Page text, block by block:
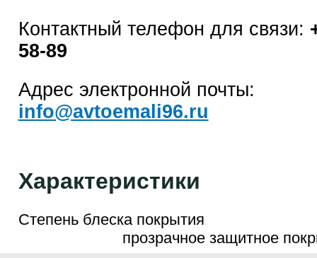
Контактный телефон для связи:
58-89
Адрес электронной почты:
info@avtoemali96.ru
Характеристики
Степень блеска покрытия
прозрачное защитное